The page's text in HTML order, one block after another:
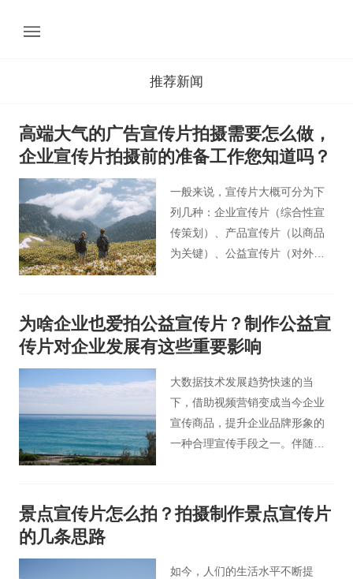
推荐新闻
高端大气的广告宣传片拍摄需要怎么做，
企业宣传片拍摄前的准备工作您知道吗？
一般来说，宣传片大概可分为下
列几种：企业宣传片（综合性宣
传策划）、产品宣传片（以商品
为关键）、公益宣传片（对外慈
传片都是怎么拍摄制作的呢，您
知道企业宣传片拍摄前的准备工
作吗？
为啥企业也爱拍公益宣传片？制作公益宣
传片对企业发展有这些重要影响
大数据技术发展趋势快速的当
下，借助视频营销变成当今企业
宣传商品，提升企业品牌形象的
一种合理宣传手段之一。伴随着
触到企业公益宣传片，可能在有
些人看来，公益宣传片不都是政
宣传片的必要吗？下面桃花谷宣
景点宣传片怎么拍？拍摄制作景点宣传片
的几条思路
如今，人们的生活水平不断提